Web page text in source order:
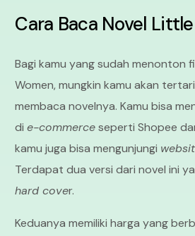
Cara Baca Novel
Bagi kamu yang sudah menonton
Women, mungkin kamu akan
membaca novelnya. Kamu bisa
die-commerceseperti Shopee
kamu juga bisa mengunjungi
Terdapat dua versi dari novel ini
hard cover.
Keduanya memiliki harga yang